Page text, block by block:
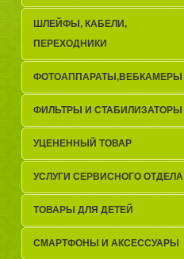
ШЛЕЙФЫ, КАБЕЛИ,
ПЕРЕХОДНИКИ
ФОТОАППАРАТЫ,ВЕБКАМЕРЫ
ФИЛЬТРЫ И СТАБИЛИЗАТОРЫ
УЦЕНЕННЫЙ ТОВАР
УСЛУГИ СЕРВИСНОГО ОТДЕЛА
ТОВАРЫ ДЛЯ ДЕТЕЙ
СМАРТФОНЫ И АКСЕССУАРЫ